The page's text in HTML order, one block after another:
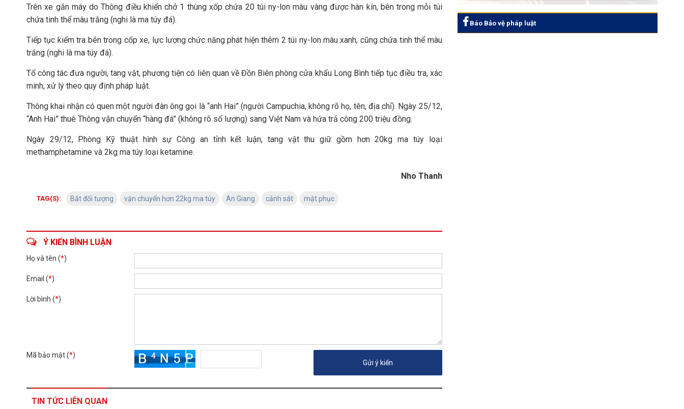
Trên xe gắn máy do Thông điều khiển chở 1 thùng xốp chứa 20 túi ny-lon màu vàng được hàn kín, bên trong mỗi túi
chứa tinh thể màu trắng (nghi là ma túy đá).
Tiếp tục kiểm tra bên trong cốp xe, lực lượng chức năng phát hiện thêm 2 túi ny-lon màu xanh, cũng chứa tinh thể màu
trắng (nghi là ma túy đá).
Tổ công tác đưa người, tang vật, phương tiện có liên quan về Đồn Biên phòng cửa khẩu Long Bình tiếp tục điều tra, xác
minh, xử lý theo quy định pháp luật.
Thông khai nhận có quen một người đàn ông gọi là “anh Hai” (người Campuchia, không rõ họ, tên, địa chỉ). Ngày 25/12,
“Anh Hai” thuê Thông vận chuyển “hàng đá” (không rõ số lượng) sang Việt Nam và hứa trả công 200 triệu đồng.
Ngày 29/12, Phòng Kỹ thuật hình sự Công an tỉnh kết luận, tang vật thu giữ gồm hơn 20kg ma túy loại
methamphetamine và 2kg ma túy loại ketamine.
Nho Thanh
TAG(S): Bắt đối tượng vận chuyển hơn 22kg ma túy An Giang cảnh sát mật phục
Ý KIẾN BÌNH LUẬN
Họ và tên (*)
Email (*)
Lời bình (*)
Mã bảo mật (*)
TIN TỨC LIÊN QUAN
Báo Bảo vệ pháp luật